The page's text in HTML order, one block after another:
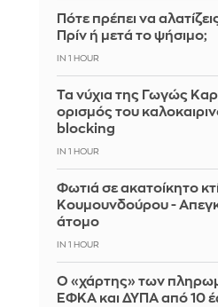
Πότε πρέπει να
Πρίν ή μετά το ψήσιμο;
IN 1 HOUR
Τα νύχια της Γωγώς
ορισμός του
blocking
IN 1 HOUR
Φωτιά σε ακατοίκητο
Κουμουνδούρου -
άτομο
IN 1 HOUR
Ο «χάρτης» των
ΕΦΚΑ και ΔΥΠΑ από 10